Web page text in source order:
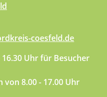
coesfeld.de
Uhr für Besucher
von 8.00 - 17.00 Uhr